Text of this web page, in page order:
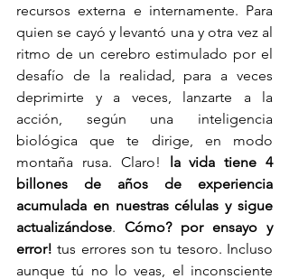
recursos externa e internamente. Para
quien se cayó y levantó una y otra vez al
ritmo de un cerebro estimulado por el
desafío de la realidad, para a veces
deprimirte y a veces, lanzarte a la
acción, según una inteligencia
biológica que te dirige, en modo
montaña rusa. Claro! la vida tiene 4
billones de años de experiencia
acumulada en nuestras células y sigue
actualizándose. Cómo? por ensayo y
error! tus errores son tu tesoro. Incluso